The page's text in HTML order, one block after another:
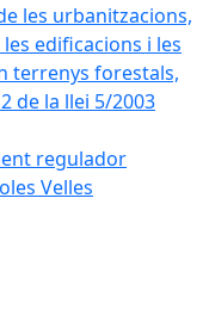
les urbanitzacions,
edificacions i les
terrenys forestals,
de la llei 5/2003
regulador
Velles